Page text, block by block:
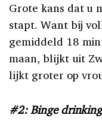
Grote kans dat u
stapt. Want bij
gemiddeld 18
maan, blijkt uit
lijkt groter op
#2: Binge